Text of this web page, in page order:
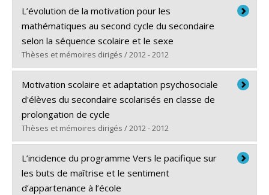
Diplômé(e) :Cabot, Isabelle
Cycle :Doctorat
Diplôme obtenu :Ph. D.
Lien vers le document dans Papyrus
L’évolution de la motivation pour les
mathématiques au second cycle du secondaire
selon la séquence scolaire et le sexe
Thèses et mémoires dirigés / 2012 - 2012
Diplômé(e) :Leblond, Anne
Cycle :Doctorat
Diplôme obtenu :Ph. D.
Lien vers le document dans Papyrus
Motivation scolaire et adaptation psychosociale
d'élèves du secondaire scolarisés en classe de
prolongation de cycle
Thèses et mémoires dirigés / 2012 - 2012
Diplômé(e) :Smith, Jonathan
Cycle :Maîtrise
Diplôme obtenu :M.A.
L’incidence du programme Vers le pacifique sur
les buts de maîtrise et le sentiment
d’appartenance à l’école